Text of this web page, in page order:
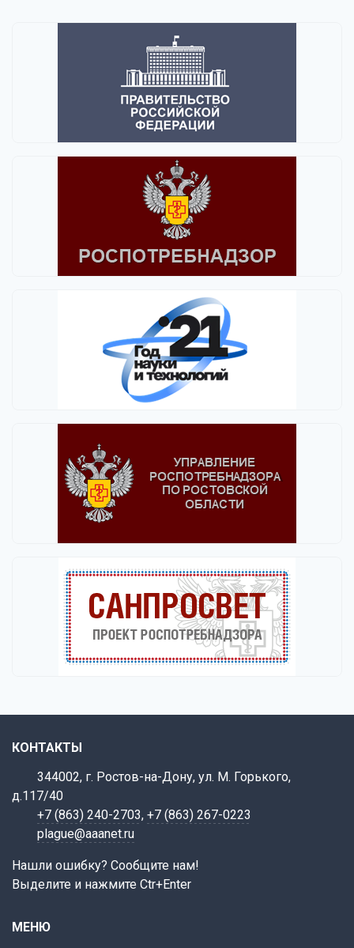
КОНТАКТЫ
344002, г. Ростов-на-Дону, ул. М. Горького,
д.117/40
+7 (863) 240-2703, +7 (863) 267-0223
plague@aaanet.ru
Нашли ошибку? Сообщите нам!
Выделите и нажмите Ctr+Enter
МЕНЮ